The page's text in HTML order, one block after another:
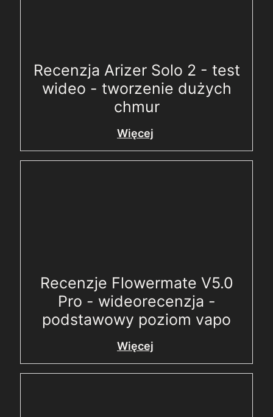
Recenzja Arizer Solo 2 - test
wideo - tworzenie dużych
chmur
Więcej
Recenzje Flowermate V5.0
Pro - wideorecenzja -
podstawowy poziom vapo
Więcej